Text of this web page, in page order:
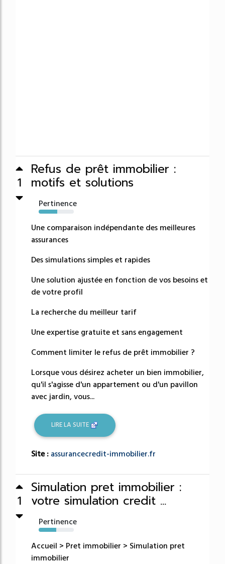
1
Refus de prêt immobilier :
motifs et solutions
Pertinence
53%
Une comparaison indépendante des meilleures
assurances
Des simulations simples et rapides
Une solution ajustée en fonction de vos besoins et
de votre profil
La recherche du meilleur tarif
Une expertise gratuite et sans engagement
Comment limiter le refus de prêt immobilier ?
Lorsque vous désirez acheter un bien immobilier,
qu'il s'agisse d'un appartement ou d'un pavillon
avec jardin, vous...
LIRE LA SUITE
Site : assurancecredit-immobilier.fr
1
Simulation pret immobilier :
votre simulation credit ...
Pertinence
50%
Accueil > Pret immobilier > Simulation pret
immobilier